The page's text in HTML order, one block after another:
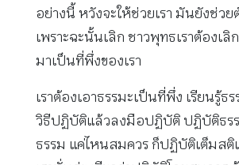
อย่างนี้ หวังจะให้ช่วยเรา มันยังช่วย
เพราะฉะนั้นเลิก ชาวพุทธเราต้องเลิ
มาเป็นที่พึ่งของเรา
เราต้องเอาธรรมะเป็นที่พึ่ง เรียนรู้ธร
วิธีปฏิบัติแล้วลงมือปฏิบัติ ปฏิบัติธร
ธรรม แค่ไหนสมควร ก็ปฏิบัติเต็มสติ